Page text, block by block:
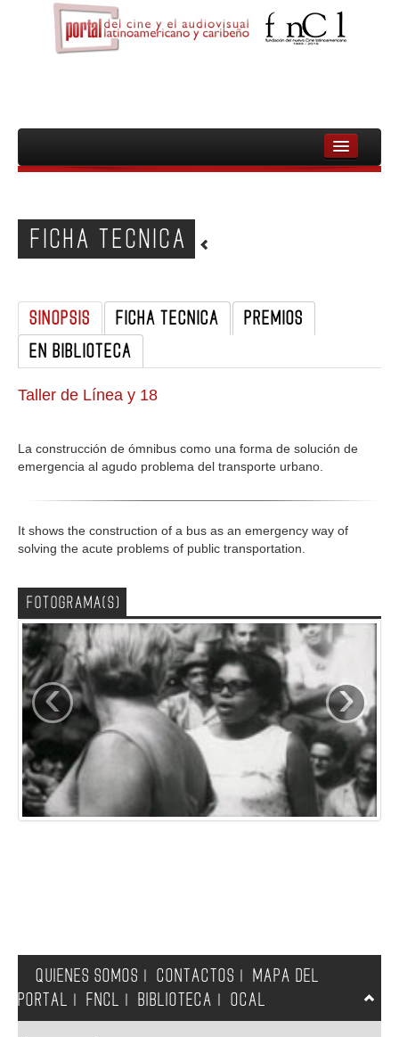
INICIO
PELICULAS
DOCUMENTALES
MUJERES
AUDIOVISUAL INDIGENA Y COMUNITARIO
FICHA TECNICA
SINOPSIS FICHA TECNICA
PREMIOS
EN BIBLIOTECA
Taller de Línea y 18
La construcción de ómnibus como una forma de solución de
emergencia al agudo problema del transporte urbano.
It shows the construction of a bus as an emergency way of
solving the acute problems of public transportation.
FOTOGRAMA(S)
‹ ›
QUIENES SOMOS CONTACTOS
MAPA DEL
PORTAL
FNCL BIBLIOTECA OCAL